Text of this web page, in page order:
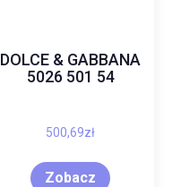
DOLCE & GABBANA
5026 501 54
500,69zł
Zobacz